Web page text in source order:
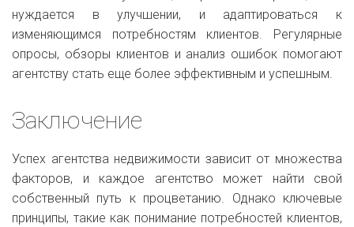
нуждается в улучшении, и адаптироваться к
изменяющимся потребностям клиентов. Регулярные
опросы, обзоры клиентов и анализ ошибок помогают
агентству стать еще более эффективным и успешным.
Заключение
Успех агентства недвижимости зависит от множества
факторов, и каждое агентство может найти свой
собственный путь к процветанию. Однако ключевые
принципы, такие как понимание потребностей клиентов,